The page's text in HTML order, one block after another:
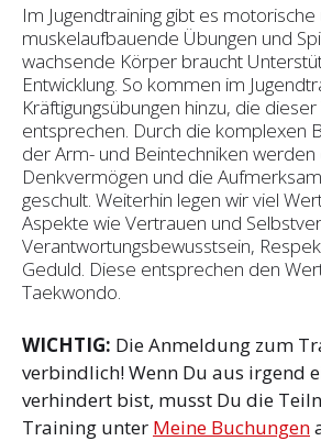
Im Jugendtraining gibt es motorische
muskelaufbauende Übungen und
wachsende Körper braucht
Entwicklung. So kommen im
Kräftigungsübungen hinzu, die
entsprechen. Durch die komplexen
der Arm- und Beintechniken werden
Denkvermögen und die
geschult. Weiterhin legen wir viel
Aspekte wie Vertrauen und
Verantwortungsbewusstsein,
Geduld. Diese entsprechen den
Taekwondo.
WICHTIG: Die Anmeldung zum
verbindlich! Wenn Du aus irgend
verhindert bist, musst Du die
Training unter Meine Buchungen